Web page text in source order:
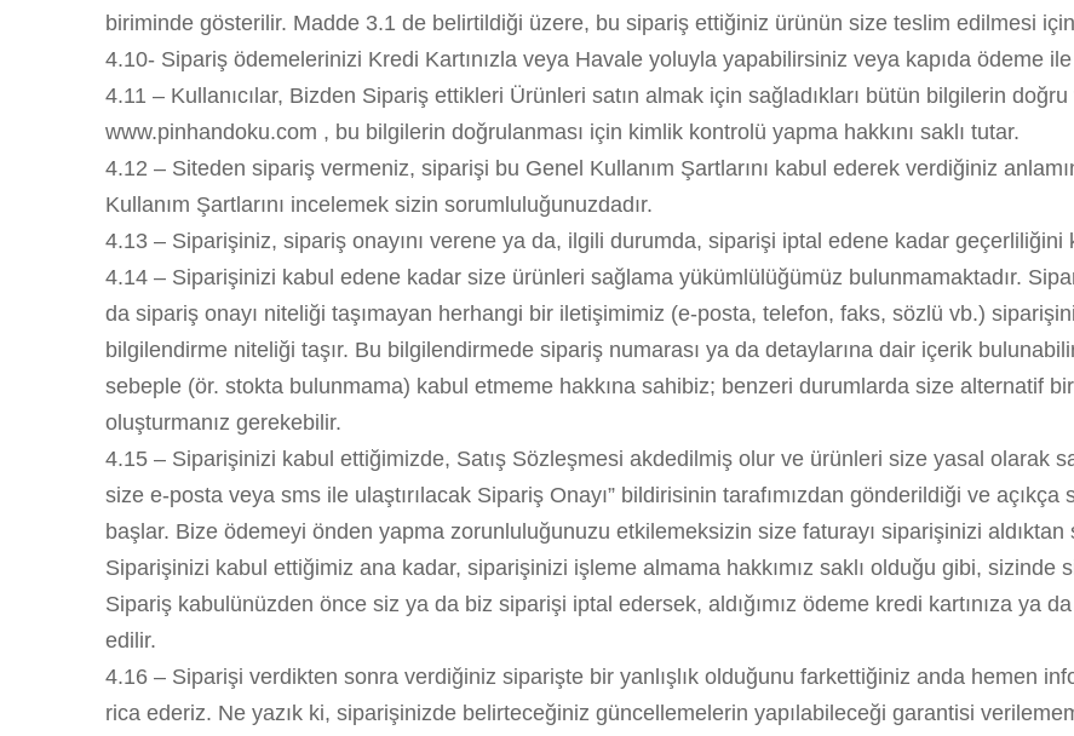
biriminde gösterilir. Madde 3.1 de belirtildiği üzere, bu sipariş ettiğiniz ürünün size teslim edilmesi
4.10- Sipariş ödemelerinizi Kredi Kartınızla veya Havale yoluyla yapabilirsiniz veya kapıda ödeme
4.11 – Kullanıcılar, Bizden Sipariş ettikleri Ürünleri satın almak için sağladıkları bütün bilgilerin
www.pinhandoku.com , bu bilgilerin doğrulanması için kimlik kontrolü yapma hakkını saklı tutar.
4.12 – Siteden sipariş vermeniz, siparişi bu Genel Kullanım Şartlarını kabul ederek verdiğiniz
Kullanım Şartlarını incelemek sizin sorumluluğunuzdadır.
4.13 – Siparişiniz, sipariş onayını verene ya da, ilgili durumda, siparişi iptal edene kadar geçerliliğini
4.14 – Siparişinizi kabul edene kadar size ürünleri sağlama yükümlülüğümüz bulunmamaktadır.
da sipariş onayı niteliği taşımayan herhangi bir iletişimimiz (e-posta, telefon, faks, sözlü vb.)
bilgilendirme niteliği taşır. Bu bilgilendirmede sipariş numarası ya da detaylarına dair içerik
sebeple (ör. stokta bulunmama) kabul etmeme hakkına sahibiz; benzeri durumlarda size alternatif
oluşturmanız gerekebilir.
4.15 – Siparişinizi kabul ettiğimizde, Satış Sözleşmesi akdedilmiş olur ve ürünleri size yasal olarak
size e-posta veya sms ile ulaştırılacak Sipariş Onayı” bildirisinin tarafımızdan gönderildiği ve
başlar. Bize ödemeyi önden yapma zorunluluğunuzu etkilemeksizin size faturayı siparişinizi
Siparişinizi kabul ettiğimiz ana kadar, siparişinizi işleme almama hakkımız saklı olduğu gibi, sizinde
Sipariş kabulünüzden önce siz ya da biz siparişi iptal edersek, aldığımız ödeme kredi kartınıza ya
edilir.
4.16 – Siparişi verdikten sonra verdiğiniz siparişte bir yanlışlık olduğunu farkettiğiniz anda hemen
rica ederiz. Ne yazık ki, siparişinizde belirteceğiniz güncellemelerin yapılabileceği garantisi